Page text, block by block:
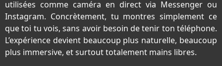
utilisées comme caméra en direct via Messenger ou
Instagram. Concrètement, tu montres simplement ce
que toi tu vois, sans avoir besoin de tenir ton téléphone.
L’expérience devient beaucoup plus naturelle, beaucoup
plus immersive, et surtout totalement mains libres.